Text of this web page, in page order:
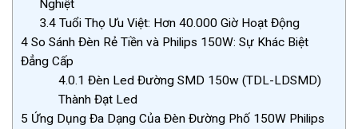
Nghiệt
3.4 Tuổi Thọ Ưu Việt: Hơn 40.000 Giờ Hoạt Động
4 So Sánh Đèn Rẻ Tiền và Philips 150W: Sự Khác Biệt
Đẳng Cấp
4.0.1 Đèn Led Đường SMD 150w (TDL-LDSMD)
Thành Đạt Led
5 Ứng Dụng Đa Dạng Của Đèn Đường Phố 150W Philips